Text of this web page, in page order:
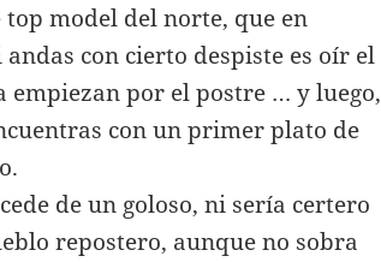
model del norte, que en
con cierto despiste es oír el
empiezan por el postre … y luego,
con un primer plato de
de un goloso, ni sería certero
repostero, aunque no sobra